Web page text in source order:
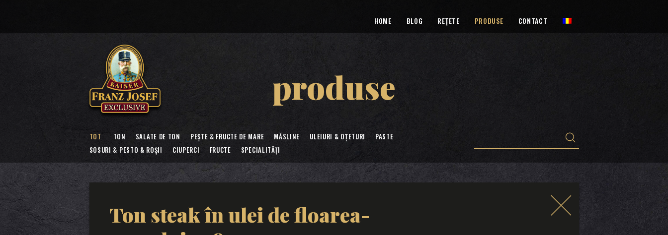
HOME BLOG REȚETE PRODUSE CONTACT
produse
TOT TON SALATE DE TON PEȘTE & FRUCTE DE MARE MĂSLINE ULEIURI & OȚETURI
PASTE
SOSURI & PESTO & ROȘII
CIUPERCI FRUCTE SPECIALITĂȚI
Ton steak în ulei de floarea-